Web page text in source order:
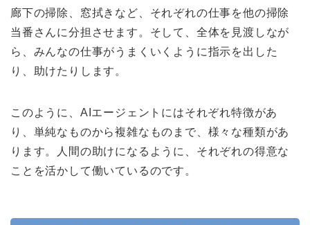
廊下の掃除、窓拭きなど、それぞれの仕事を他の掃除
当番さんに分担させます。そして、全体を見渡しなが
ら、みんなの仕事がうまくいくように指示を出した
り、助けたりします。
このように、AIエージェントにはそれぞれ特徴があ
り、単純なものから複雑なものまで、様々な種類があ
ります。人間の助けになるように、それぞれの得意な
ことを活かして働いているのです。